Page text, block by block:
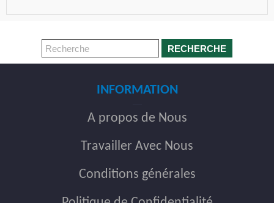
RECHERCHE
INFORMATION
A propos de Nous
Travailler Avec Nous
Conditions générales